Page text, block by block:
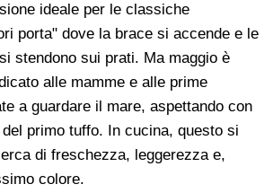
ideale per le classiche
porta" dove la brace si accende e le
stendono sui prati. Ma maggio è
alle mamme e alle prime
a guardare il mare, aspettando con
primo tuffo. In cucina, questo si
di freschezza, leggerezza e,
colore.